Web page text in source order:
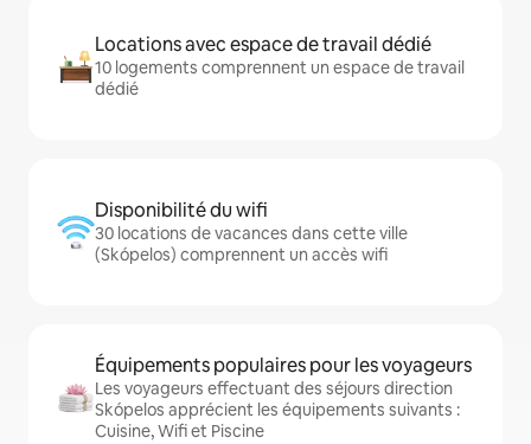
Locations avec espace de travail dédié
10 logements comprennent un espace de travail
dédié
Disponibilité du wifi
30 locations de vacances dans cette ville
(Skópelos) comprennent un accès wifi
Équipements populaires pour les voyageurs
Les voyageurs effectuant des séjours direction
Skópelos apprécient les équipements suivants :
Cuisine, Wifi et Piscine